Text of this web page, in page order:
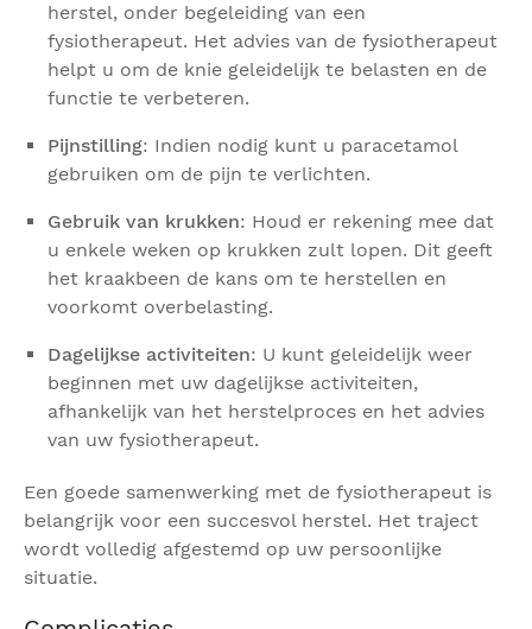
herstel, onder begeleiding van een
fysiotherapeut. Het advies van de fysiotherapeut
helpt u om de knie geleidelijk te belasten en de
functie te verbeteren.
Pijnstilling: Indien nodig kunt u paracetamol
gebruiken om de pijn te verlichten.
Gebruik van krukken: Houd er rekening mee dat
u enkele weken op krukken zult lopen. Dit geeft
het kraakbeen de kans om te herstellen en
voorkomt overbelasting.
Dagelijkse activiteiten: U kunt geleidelijk weer
beginnen met uw dagelijkse activiteiten,
afhankelijk van het herstelproces en het advies
van uw fysiotherapeut.
Een goede samenwerking met de fysiotherapeut is
belangrijk voor een succesvol herstel. Het traject
wordt volledig afgestemd op uw persoonlijke
situatie.